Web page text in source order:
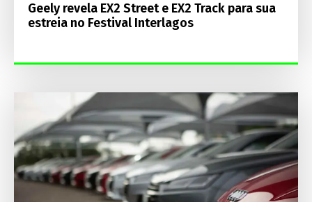
Geely revela EX2 Street e EX2 Track para sua
estreia no Festival Interlagos